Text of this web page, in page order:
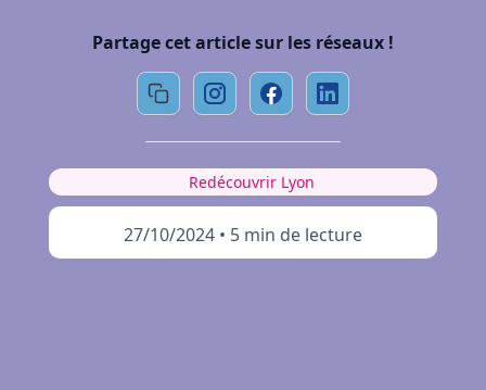
Partage cet article sur les réseaux !
Redécouvrir Lyon
27/10/2024 • 5 min de lecture